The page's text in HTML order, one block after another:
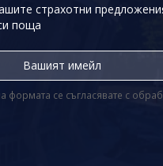
страхотни
поща
формата се съгласявате с